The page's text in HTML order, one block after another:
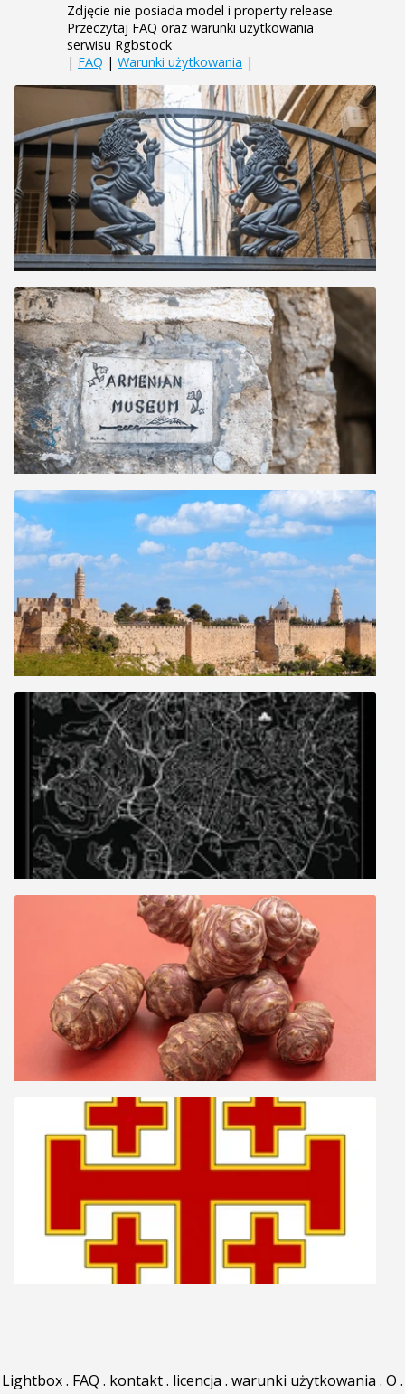
Zdjęcie nie posiada model i property release.
Przeczytaj FAQ oraz warunki użytkowania
serwisu Rgbstock
| FAQ | Warunki użytkowania |
Lightbox. FAQ . kontakt. licencja . warunki użytkowania . O .